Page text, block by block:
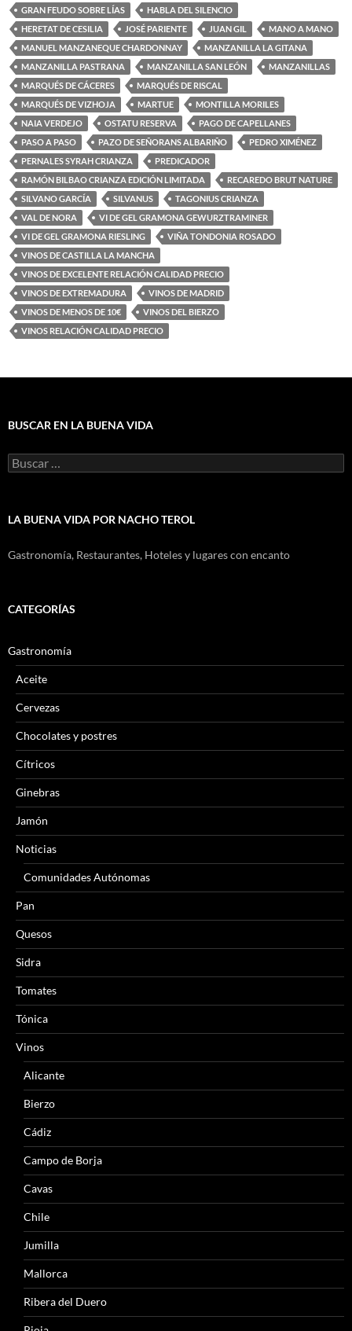
GRAN FEUDO SOBRE LÍAS
HABLA DEL SILENCIO
HERETAT DE CESILIA
JOSÉ PARIENTE JUAN GIL
MANO A MANO
MANUEL MANZANEQUE CHARDONNAY
MANZANILLA LA GITANA
MANZANILLA PASTRANA
MANZANILLA SAN LEÓN
MANZANILLAS
MARQUÉS DE CÁCERES
MARQUÉS DE RISCAL
MARQUÉS DE VIZHOJA
MARTUE
MONTILLA MORILES
NAIA VERDEJO
OSTATU RESERVA
PAGO DE CAPELLANES
PASO A PASO
PAZO DE SEÑORANS ALBARIÑO
PEDRO XIMÉNEZ
PERNALES SYRAH CRIANZA
PREDICADOR
RAMÓN BILBAO CRIANZA EDICIÓN LIMITADA
RECAREDO BRUT NATURE
SILVANO GARCÍA
SILVANUS
TAGONIUS CRIANZA
VAL DE NORA
VI DE GEL GRAMONA GEWURZTRAMINER
VI DE GEL GRAMONA RIESLING
VIÑA TONDONIA ROSADO
VINOS DE CASTILLA LA MANCHA
VINOS DE EXCELENTE RELACIÓN CALIDAD PRECIO
VINOS DE EXTREMADURA
VINOS DE MADRID
VINOS DE MENOS DE 10€
VINOS DEL BIERZO
VINOS RELACIÓN CALIDAD PRECIO
BUSCAR EN LA BUENA VIDA
Buscar:
LA BUENA VIDA POR NACHO TEROL
Gastronomía, Restaurantes, Hoteles y lugares con encanto
CATEGORÍAS
Gastronomía
Aceite
Cervezas
Chocolates y postres
Cítricos
Ginebras
Jamón
Noticias
Comunidades Autónomas
Pan
Quesos
Sidra
Tomates
Tónica
Vinos
Alicante
Bierzo
Cádiz
Campo de Borja
Cavas
Chile
Jumilla
Mallorca
Ribera del Duero